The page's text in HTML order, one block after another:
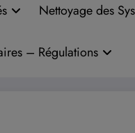
Nettoyage des
– Régulations